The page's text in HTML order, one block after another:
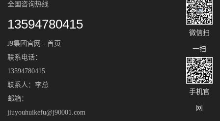
全国咨询热线
13594780415
J9集团官网 - 首页
联系电话：
13594780415
联系人：李总
邮箱：
jiuyouhuikefu@j90001.com
微信扫
一扫
手机官
网